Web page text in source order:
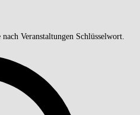
Veranstaltungen Schlüsselwort.